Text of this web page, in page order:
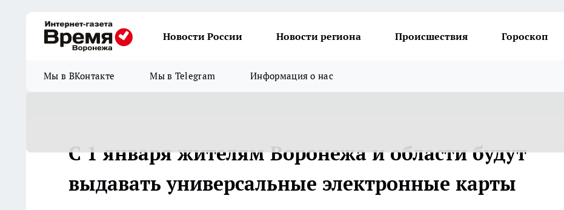
Новости России Новости региона Происшествия Гороскоп
Мы в ВКонтакте Мы в Telegram Информация о нас
С 1 января жителям Воронежа и области будут
выдавать универсальные электронные карты